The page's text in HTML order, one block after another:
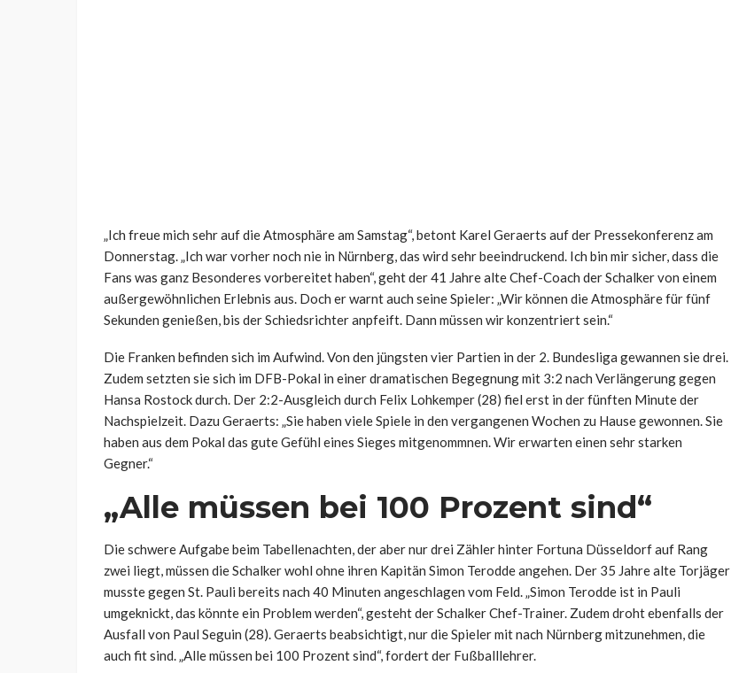
„Ich freue mich sehr auf die Atmosphäre am Samstag“, betont Karel Geraerts auf der Pressekonferenz am
Donnerstag. „Ich war vorher noch nie in Nürnberg, das wird sehr beeindruckend. Ich bin mir sicher, dass die
Fans was ganz Besonderes vorbereitet haben“, geht der 41 Jahre alte Chef-Coach der Schalker von einem
außergewöhnlichen Erlebnis aus. Doch er warnt auch seine Spieler: „Wir können die Atmosphäre für fünf
Sekunden genießen, bis der Schiedsrichter anpfeift. Dann müssen wir konzentriert sein.“
Die Franken befinden sich im Aufwind. Von den jüngsten vier Partien in der 2. Bundesliga gewannen sie drei.
Zudem setzten sie sich im DFB-Pokal in einer dramatischen Begegnung mit 3:2 nach Verlängerung gegen
Hansa Rostock durch. Der 2:2-Ausgleich durch Felix Lohkemper (28) fiel erst in der fünften Minute der
Nachspielzeit. Dazu Geraerts: „Sie haben viele Spiele in den vergangenen Wochen zu Hause gewonnen. Sie
haben aus dem Pokal das gute Gefühl eines Sieges mitgenommnen. Wir erwarten einen sehr starken
Gegner.“
„Alle müssen bei 100 Prozent sind“
Die schwere Aufgabe beim Tabellenachten, der aber nur drei Zähler hinter Fortuna Düsseldorf auf Rang
zwei liegt, müssen die Schalker wohl ohne ihren Kapitän Simon Terodde angehen. Der 35 Jahre alte Torjäger
musste gegen St. Pauli bereits nach 40 Minuten angeschlagen vom Feld. „Simon Terodde ist in Pauli
umgeknickt, das könnte ein Problem werden“, gesteht der Schalker Chef-Trainer. Zudem droht ebenfalls der
Ausfall von Paul Seguin (28). Geraerts beabsichtigt, nur die Spieler mit nach Nürnberg mitzunehmen, die
auch fit sind. „Alle müssen bei 100 Prozent sind“, fordert der Fußballlehrer.